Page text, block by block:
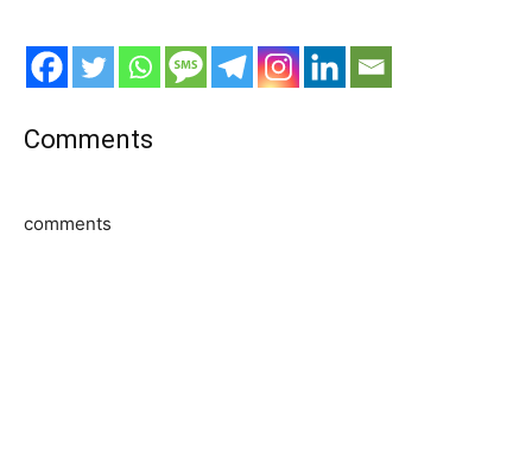
Comments
comments